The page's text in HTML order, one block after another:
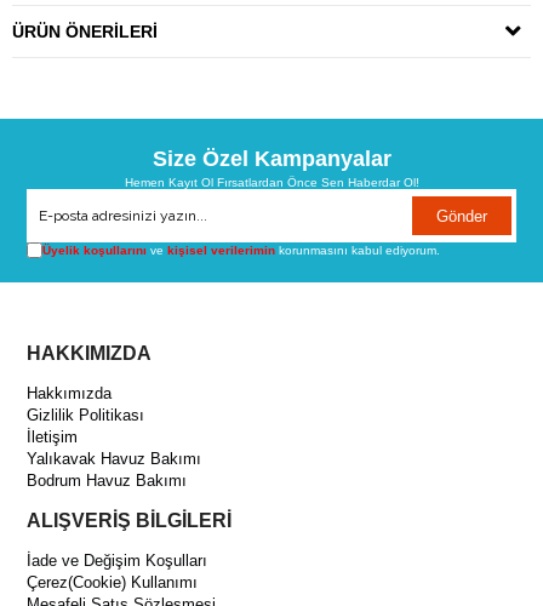
ÜRÜN ÖNERILERI
Size Özel Kampanyalar
Hemen Kayıt Ol Fırsatlardan Önce Sen Haberdar Ol!
Gönder
Üyelik koşullarını vekişisel verilerimin korunmasını kabul ediyorum.
HAKKIMIZDA
Hakkımızda
Gizlilik Politikası
İletişim
Yalıkavak Havuz Bakımı
Bodrum Havuz Bakımı
ALIŞVERİŞ BİLGİLERİ
İade ve Değişim Koşulları
Çerez(Cookie) Kullanımı